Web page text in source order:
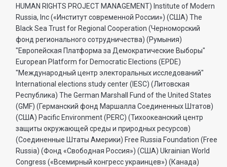
HUMAN RIGHTS PROJECT MANAGEMENT) Institute of Modern
Russia, Inc («Институт современной России») (США) The
Black Sea Trust for Regional Cooperation (Черноморский
фонд регионального сотрудничества) (Румыния)
"Европейская Платформа за Демократические Выборы"
European Platform for Democratic Elections (EPDE)
"Международный центр электоральных исследований"
International elections study center (IESC) (Литовская
Республика) The German Marshall Fund of the United States
(GMF) (Германский фонд Маршалла Соединенных Штатов)
(США) Pacific Environment (PERC) (Тихоокеанский центр
защиты окружающей среды и природных ресурсов)
(Соединенные Штаты Америки) Free Russia Foundation (Free
Russia) (Фонд «Свободная Россия») (США) Ukrainian World
Congress («Всемирный конгресс украинцев») (Канада)